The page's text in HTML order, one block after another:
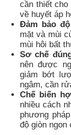
cần thiết
về huyết áp
Đảm bảo
mặt và mùi
mùi hôi bất
Sơ chế
nên được
giảm bớt
ngâm, cần
Chế biến
nhiều cách
phương
độ giòn ngon